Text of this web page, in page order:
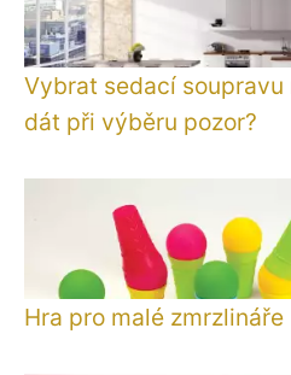
Vybrat sedací soupravu
dát při výběru pozor?
Hra pro malé zmrzlináře